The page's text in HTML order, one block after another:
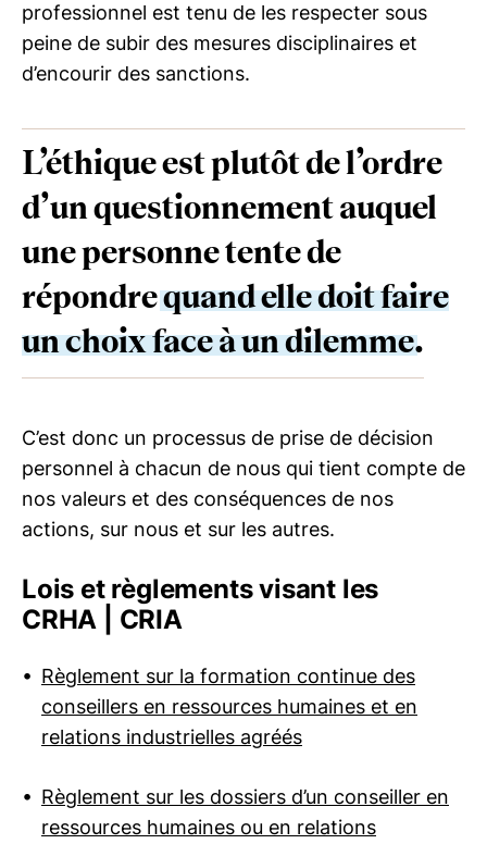
professionnel est tenu de les respecter sous
peine de subir des mesures disciplinaires et
d’encourir des sanctions.
L’éthique est plutôt de l’ordre
d’un questionnement auquel
une personne tente de
répondrequand elle doit faire
un choix face à un dilemme.
C’est donc un processus de prise de décision
personnel à chacun de nous qui tient compte de
nos valeurs et des conséquences de nos
actions, sur nous et sur les autres.
Lois et règlements visant les
CRHA | CRIA
Règlement sur la formation continue des
conseillers en ressources humaines et en
relations industrielles agréés
Règlement sur les dossiers d’un conseiller en
ressources humaines ou en relations